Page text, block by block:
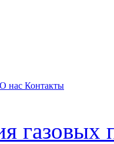
О нас Контакты
газовых